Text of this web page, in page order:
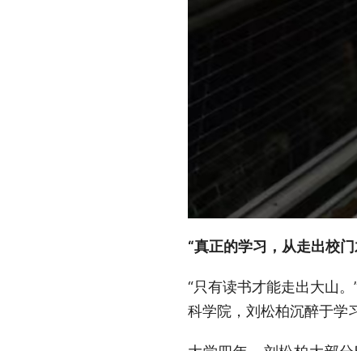
“真正的学习，从走出校
“只有读书才能走出大山
科学院，刘松柏沉醉于学